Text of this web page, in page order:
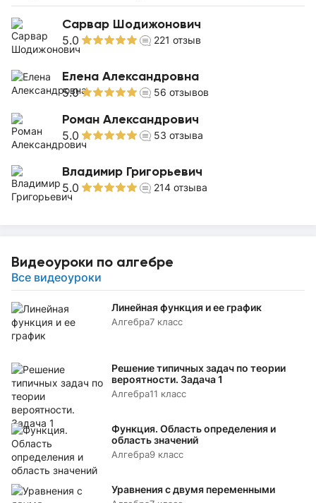
Сарвар Шодижонович
5.0 221 отзыв
Елена Александровна
5.0 56 отзывов
Роман Александрович
5.0 53 отзыва
Владимир Григорьевич
5.0 214 отзыва
Видеоуроки по алгебре
Все видеоуроки
Линейная функция и ее график
Алгебра7 класс
Решение типичных задач по теории
вероятности. Задача 1
Алгебра11 класс
Функция. Область определения и
область значений
Алгебра9 класс
Уравнения с двумя переменными